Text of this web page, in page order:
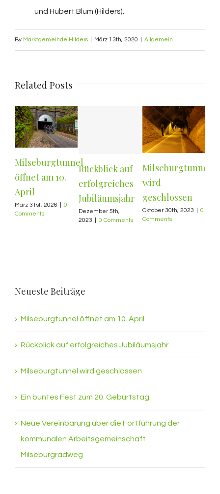
und Hubert Blum (Hilders).
By Marktgemeinde Hilders März 13th, 2020 Allgemein
Related Posts
Milseburgtunnel
öffnet am 10.
April
März 31st, 2026
0
Comments
Rückblick auf
erfolgreiches
Jubiläumsjahr
Dezember 5th,
2023
0 Comments
Milseburgtunnel
wird
geschlossen
Oktober 30th, 2023
0
Comments
Neueste Beiträge
Milseburgtunnel öffnet am 10. April
Rückblick auf erfolgreiches Jubiläumsjahr
Milseburgtunnel wird geschlossen
Ein buntes Fest zum 20. Geburtstag
Neue Vereinbarung über die Fortführung der
kommunalen Arbeitsgemeinschaft
Milseburgradweg